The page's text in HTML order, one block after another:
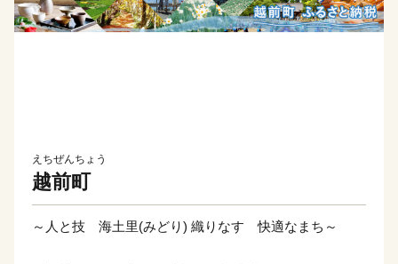
えちぜんちょう
越前町
～人と技 海土里(みどり) 織りなす 快適なまち～